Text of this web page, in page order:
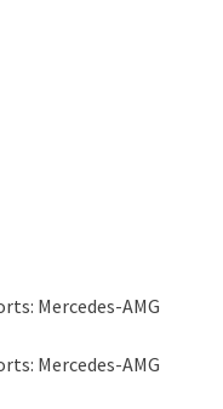
Mercedes-AMG
Mercedes-AMG